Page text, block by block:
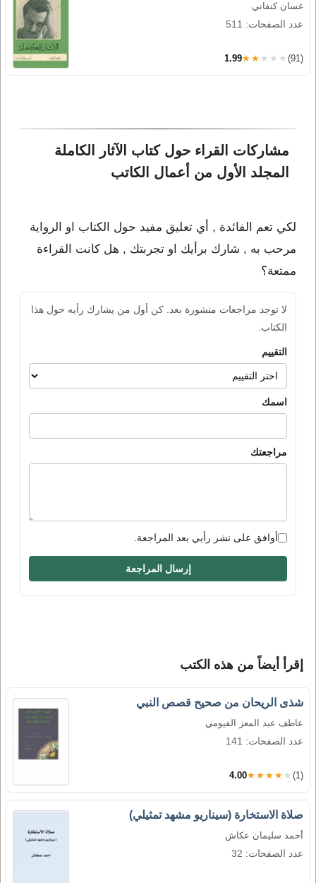
غسان كنفاني
عدد الصفحات: 511
1.99★★★★★ (91)
مشاركات القراء حول كتاب الآثار الكاملة
المجلد الأول من أعمال الكاتب
لكي تعم الفائدة , أي تعليق مفيد حول الكتاب او الرواية
مرحب به , شارك برأيك او تجربتك , هل كانت القراءة
ممتعة؟
لا توجد مراجعات منشورة بعد. كن أول من يشارك رأيه حول هذا
الكتاب.
التقييم
اسمك
مراجعتك
أوافق على نشر رأيي بعد المراجعة.
إرسال المراجعة
إقرأ أيضاً من هذه الكتب
شذى الريحان من صحيح قصص النبي
عاطف عبد المعز الفيومي
عدد الصفحات: 141
4.00★★★★★ (1)
صلاة الاستخارة (سيناريو مشهد تمثيلي)
أحمد سليمان عكاش
عدد الصفحات: 32